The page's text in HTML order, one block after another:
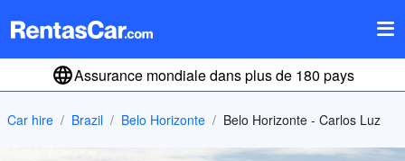
Assurance mondiale dans plus de 180 pays
Car hire Brazil Belo Horizonte Belo Horizonte - Carlos Luz